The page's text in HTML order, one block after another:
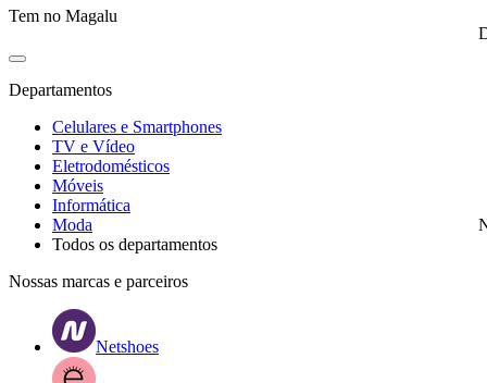
Tem no Magalu
Departamentos
Celulares e Smartphones
TV e Vídeo
Eletrodomésticos
Móveis
Informática
Moda
Todos os departamentos
Nossas marcas e parceiros
Netshoes